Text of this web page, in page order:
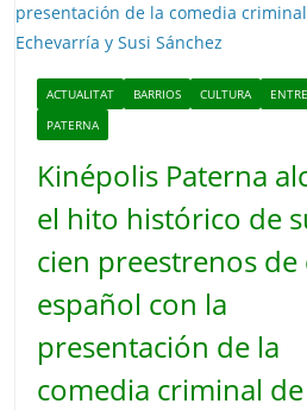
ACTUALITAT BARRIOS CULTURA
PATERNA
Kinépolis Paterna
el hito histórico de
cien preestrenos de
español con la
presentación de la
comedia criminal de